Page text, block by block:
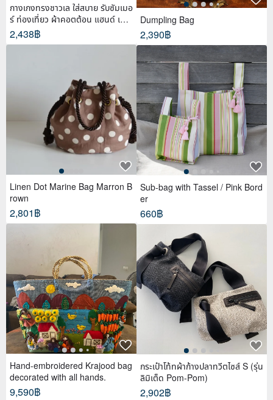
กางเกงทรงชาวเล ใส่สบาย รับซัมเมอ
ร์ ท่องเที่ยว ผ้าคอตต้อน แฮนด์ เพ้น
ท์
2,438฿
Linen Dot Marine Bag Marron B
rown
2,801฿
Hand-embroidered Krajood bag
decorated with all hands.
9,590฿
Dumpling Bag
2,390฿
Sub-bag with Tassel / Pink Bord
er
660฿
กระเป๋าโท้ทผ้าก้างปลาทวีตไซส์ S (รุ่น
ลิมิเต็ด Pom-Pom)
2,902฿